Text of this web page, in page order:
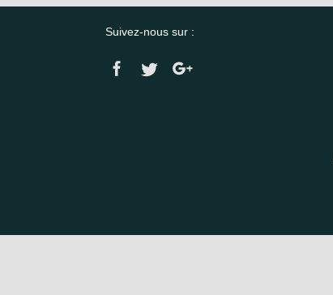
Suivez-nous sur :